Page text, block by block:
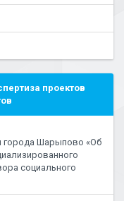
проектов
города Шарыпово «Об
социального